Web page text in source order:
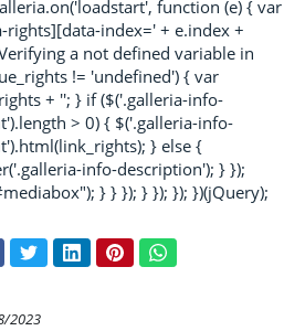
function (e) { var
rights][data-index=' + e.index +
a not defined variable in
!= 'undefined') { var
+ ''; } if ($('.galleria-info-
> 0) { $('.galleria-info-
} else {
info-description'); } });
} } }); } }); }); })(jQuery);
conteúdo:
TwitterLinkedInPinterestWhatsApp
2023